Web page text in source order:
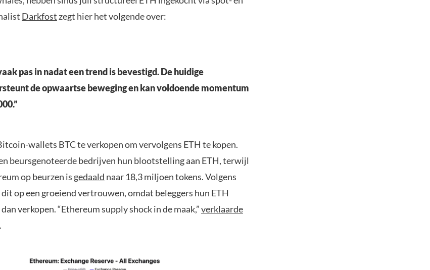
Darkfost zegt hier het volgende over:
pas in nadat een trend is bevestigd. De huidige
de opwaartse beweging en kan voldoende momentum
wallets BTC te verkopen om vervolgens ETH te kopen.
beursgenoteerde bedrijven hun blootstelling aan ETH, terwijl
op beurzen is gedaald naar 18,3 miljoen tokens. Volgens
op een groeiend vertrouwen, omdat beleggers hun ETH
verkopen. “Ethereum supply shock in de maak,”verklaarde